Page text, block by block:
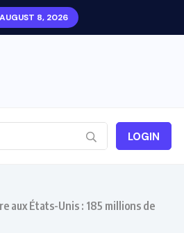
8, 2026
LOGIN
aux États-Unis : 185 millions de